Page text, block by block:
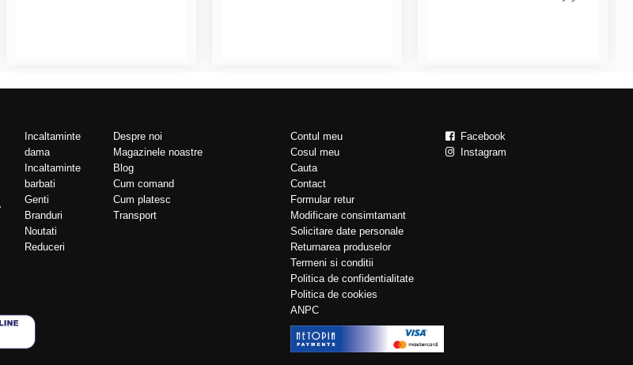
Incaltaminte
dama
Incaltaminte
barbati
Genti
Branduri
Noutati
Reduceri
Despre noi
Magazinele noastre
Blog
Cum comand
Cum platesc
Transport
Contul meu
Cosul meu
Cauta
Contact
Formular retur
Modificare consimtamant
Solicitare date personale
Returnarea produselor
Termeni si conditii
Politica de confidentialitate
Politica de cookies
ANPC
Facebook
Instagram